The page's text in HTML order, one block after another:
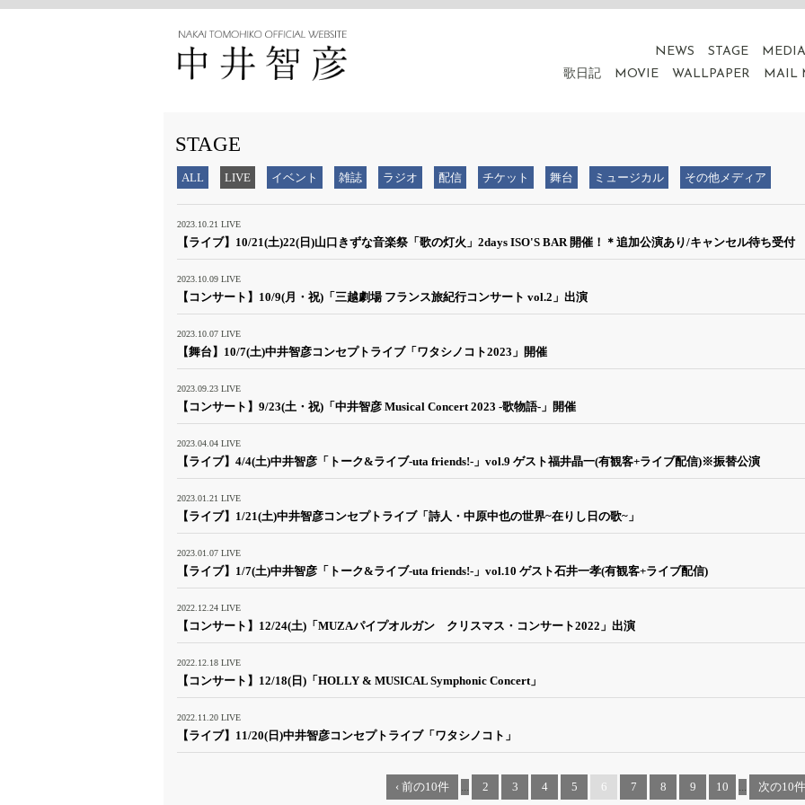
NEWS STAGE
MEDIA
歌日記
MOVIE WALLPAPER MAIL
STAGE
ALL LIVE イベント 雑誌 ラジオ 配信 チケット 舞台 ミュージカル その他メディア
2023.10.21 LIVE
【ライブ】10/21(土)22(日)山口きずな音楽祭「歌の灯火」2days ISO'S BAR 開催！＊追加公演あり/キャンセル待ち受付
2023.10.09 LIVE
【コンサート】10/9(月・祝)「三越劇場 フランス旅紀行コンサート vol.2」出演
2023.10.07 LIVE
【舞台】10/7(土)中井智彦コンセプトライブ「ワタシノコト2023」開催
2023.09.23 LIVE
【コンサート】9/23(土・祝)「中井智彦 Musical Concert 2023 -歌物語-」開催
2023.04.04 LIVE
【ライブ】4/4(土)中井智彦「トーク&ライブ-uta friends!-」vol.9 ゲスト福井晶一(有観客+ライブ配信)※振替公演
2023.01.21 LIVE
【ライブ】1/21(土)中井智彦コンセプトライブ「詩人・中原中也の世界~在りし日の歌~」
2023.01.07 LIVE
【ライブ】1/7(土)中井智彦「トーク&ライブ-uta friends!-」vol.10 ゲスト石井一孝(有観客+ライブ配信)
2022.12.24 LIVE
【コンサート】12/24(土)「MUZAパイプオルガン クリスマス・コンサート2022」出演
2022.12.18 LIVE
【コンサート】12/18(日)「HOLLY & MUSICAL Symphonic Concert」
2022.11.20 LIVE
【ライブ】11/20(日)中井智彦コンセプトライブ「ワタシノコト」
‹ 前の10件 ... 2 3 4 5 6 7 8 9 10 ... 次の10